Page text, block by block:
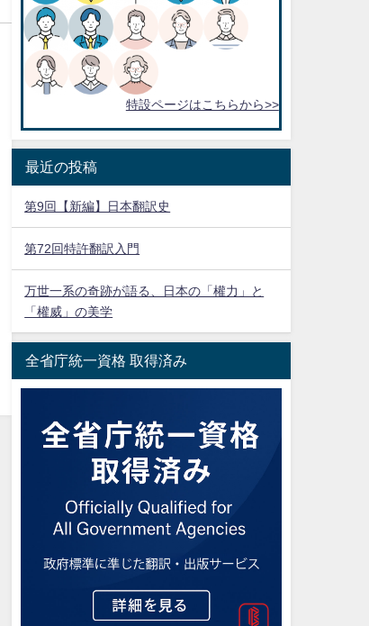
特設ページはこちらから>>
最近の投稿
第9回【新編】日本翻訳史
第72回特許翻訳入門
万世一系の奇跡が語る、日本の「權力」と
「權威」の美学
全省庁統一資格 取得済み